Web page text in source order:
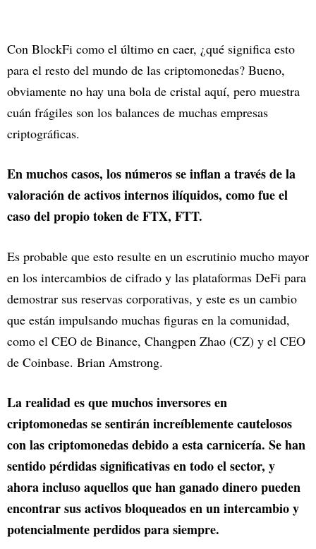
Con BlockFi como el último en caer, ¿qué significa esto
para el resto del mundo de las criptomonedas? Bueno,
obviamente no hay una bola de cristal aquí, pero muestra
cuán frágiles son los balances de muchas empresas
criptográficas.
En muchos casos, los números se inflan a través de la
valoración de activos internos ilíquidos, como fue el
caso del propio token de FTX, FTT.
Es probable que esto resulte en un escrutinio mucho mayor
en los intercambios de cifrado y las plataformas DeFi para
demostrar sus reservas corporativas, y este es un cambio
que están impulsando muchas figuras en la comunidad,
como el CEO de Binance, Changpen Zhao (CZ) y el CEO
de Coinbase. Brian Amstrong.
La realidad es que muchos inversores en
criptomonedas se sentirán increíblemente cautelosos
con las criptomonedas debido a esta carnicería. Se han
sentido pérdidas significativas en todo el sector, y
ahora incluso aquellos que han ganado dinero pueden
encontrar sus activos bloqueados en un intercambio y
potencialmente perdidos para siempre.